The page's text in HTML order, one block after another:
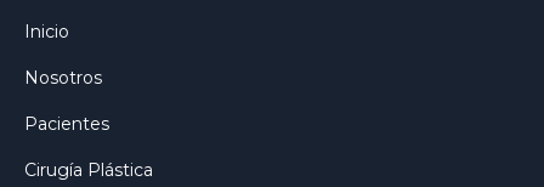
Inicio
Nosotros
Pacientes
Cirugía Plástica